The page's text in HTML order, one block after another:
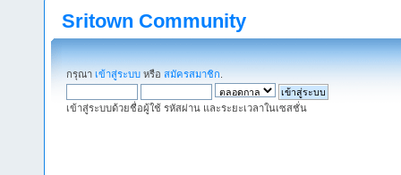
Sritown Community
กรุณา เข้าสู่ระบบ หรือ สมัครสมาชิก
เข้าสู่ระบบด้วยชื่อผู้ใช้ รหัสผ่าน และระยะเวลาในเซสชั่น